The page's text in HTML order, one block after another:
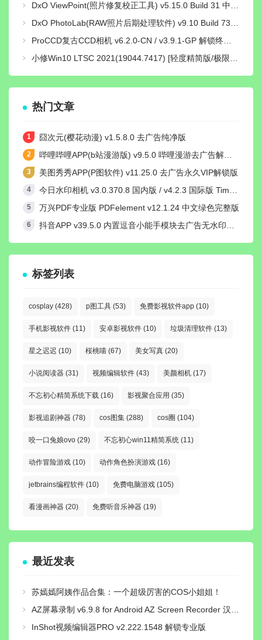
DxO ViewPoint(照片修复校正工具) v5.15.0 Build 31 中文绿色便携版
DxO PhotoLab(RAW照片后期处理软件) v9.10 Build 736 中文激活版
ProCCD复古CCD相机 v6.2.0-CN / v3.9.1-GP 解锁终身pro会员版
小修Win10 LTSC 2021(19044.7417) [轻度精简版/极限精简版]
热门文章
囧次元(樱花动漫) v1.5.8.0 去广告纯净版
哔哩哔哩APP(b站漫游版) v9.5.0 哔哩漫游去广告解除版权受限
美图秀秀APP(P图软件) v11.25.0 去广告永久VIP解锁版
今日水印相机 v3.0.370.8 国内版 / v4.2.3 国际版 Timemark高级VIP会员解锁版
万兴PDF专业版 PDFelement v12.1.24 中文绿色完整版
抖音APP v39.5.0 内置逗音小能手模块去广告无水印纯净版
标签列表
cosplay (428) p图工具 (53) 免费影视软件app (10)
手机影视软件 (11) 安卓影视软件 (10) 垃圾清理软件 (13)
星之迟迟 (10) 桜桃喵 (67) 美女写真 (20)
小说阅读器 (31) 视频编辑软件 (43) 美颜相机 (17)
不忘初心精简系统下载 (16) 影视聚合应用 (35)
影视追剧神器 (78) cos图集 (288) cos圈 (104)
咬一口兔娘ovo (29) 不忘初心win11精简系统 (11)
动作冒险游戏 (10) 动作角色扮演游戏 (16)
jetbrains编程软件 (10) 免费电脑游戏 (105)
看漫画神器 (20) 免费听音乐神器 (19)
最近发表
苏嫣嫣阿姨作品合集：一个超级厉害的COS小姐姐！
AZ屏幕录制 v6.9.8 for Android AZ Screen Recorder 汉化免root解锁高级版
InShot视频编辑器PRO v2.222.1548 解锁专业版